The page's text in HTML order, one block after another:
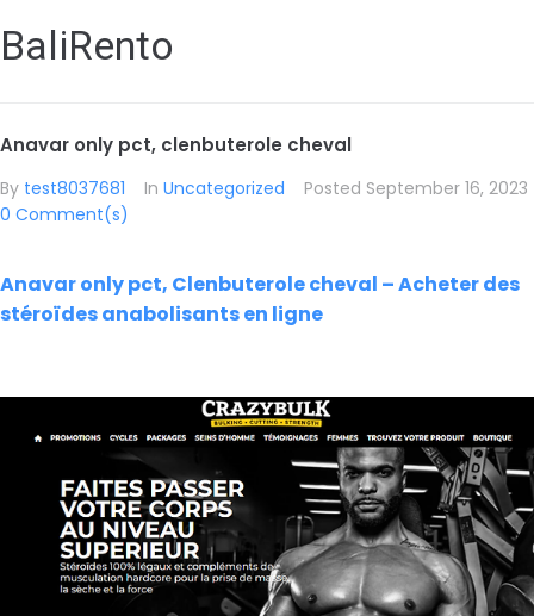
BaliRento
Anavar only pct, clenbuterole cheval
By test8037681 In Uncategorized Posted September 16, 2023
0 Comment(s)
Anavar only pct, Clenbuterole cheval – Acheter des
stéroïdes anabolisants en ligne